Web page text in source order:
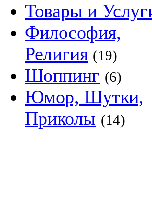
Товары и
Философия,
Религия (19)
Шоппинг (6)
Юмор, Шутки,
Приколы (14)